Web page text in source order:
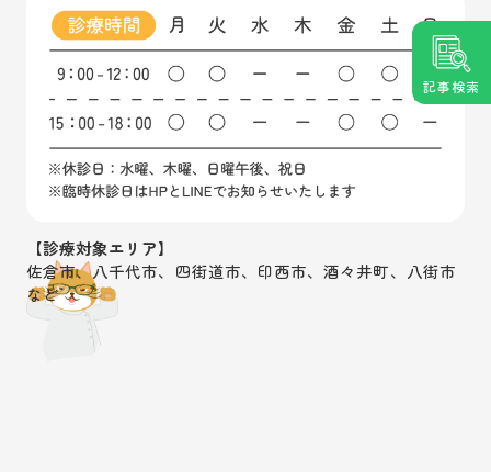
記事検索
【診療対象エリア】
佐倉市、八千代市、四街道市、印西市、酒々井町、八街市
など